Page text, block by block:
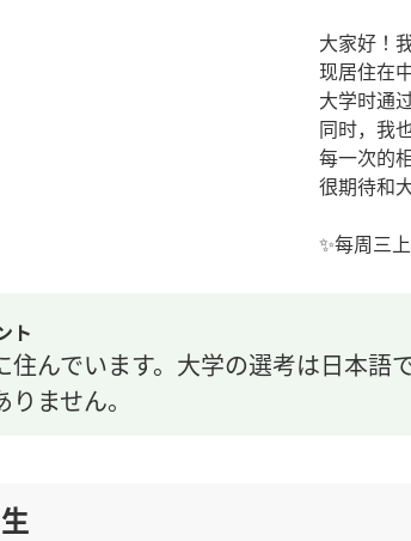
大家好！
现居住在
大学时通
同时，我
每一次的
很期待和
✨每周三
ト
住んでいます。大学の選考は日本語
ません。